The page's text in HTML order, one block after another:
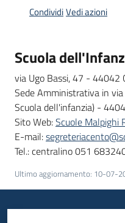
famiglie
Informazioni
locali
CondividiVedi azioni
Scuola
via Ugo Bassi, 47 - 44042
Sede Amministrativa in
Scuola dell'infanzia) -
Sito Web:Scuole Malpighi
E-mail:
Tel.: centralino 051
Ultimo aggiornamento: 10-07-